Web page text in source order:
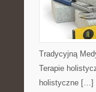
Tradycyjną
Terapie
holistyczne […]